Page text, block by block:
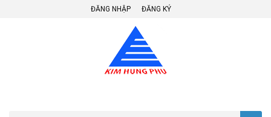
ĐĂNG NHẬP ĐĂNG KÝ